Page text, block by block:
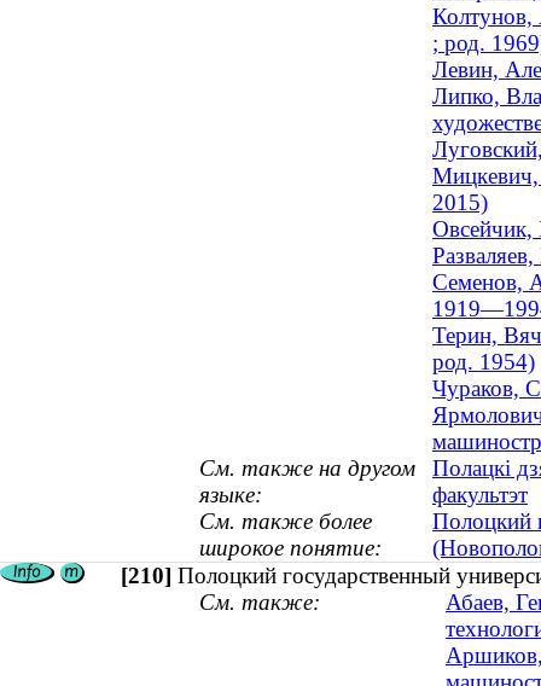
Колтунов,
; род.
Левин,
Липко,
Мицкевич,
2015)
Овсейчик,
Семенов,
Терин,
род. 1954)
Чураков,
См. также на другом
языке:
Полацкі
факультэт
См. также более
широкое понятие:
Полоцкий
[210] Полоцкий государственный
См. также:
Абаев,
Аршиков,